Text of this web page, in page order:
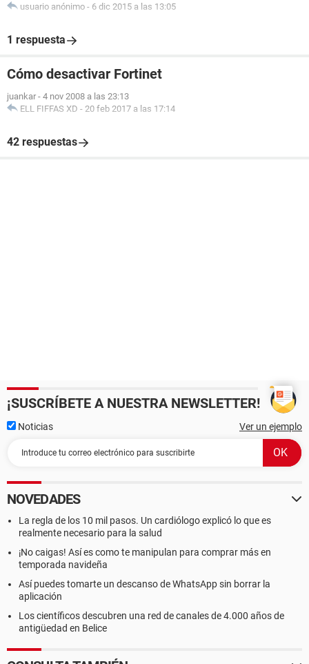
usuario anónimo - 6 dic 2015 a las 13:05
1 respuesta
Cómo desactivar Fortinet
juankar - 4 nov 2008 a las 23:13
ELL FIFFAS XD - 20 feb 2017 a las 17:14
42 respuestas
¡SUSCRÍBETE A NUESTRA NEWSLETTER!
Noticias Ver un ejemplo
NOVEDADES
La regla de los 10 mil pasos. Un cardiólogo explicó lo que es
realmente necesario para la salud
¡No caigas! Así es como te manipulan para comprar más en
temporada navideña
Así puedes tomarte un descanso de WhatsApp sin borrar la
aplicación
Los científicos descubren una red de canales de 4.000 años de
antigüedad en Belice